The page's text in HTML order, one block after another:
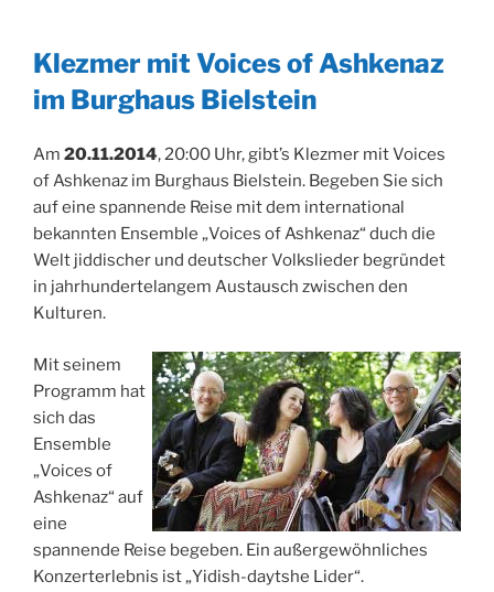
Klezmer mit Voices of Ashkenaz
im Burghaus Bielstein
Am 20.11.2014, 20:00 Uhr, gibt’s Klezmer mit Voices
of Ashkenaz im Burghaus Bielstein. Begeben Sie sich
auf eine spannende Reise mit dem international
bekannten Ensemble „Voices of Ashkenaz“ duch die
Welt jiddischer und deutscher Volkslieder begründet
in jahrhundertelangem Austausch zwischen den
Kulturen.
Mit seinem
Programm hat
sich das
Ensemble
„Voices of
Ashkenaz“ auf
eine
spannende Reise begeben. Ein außergewöhnliches
Konzerterlebnis ist „Yidish-daytshe Lider“.